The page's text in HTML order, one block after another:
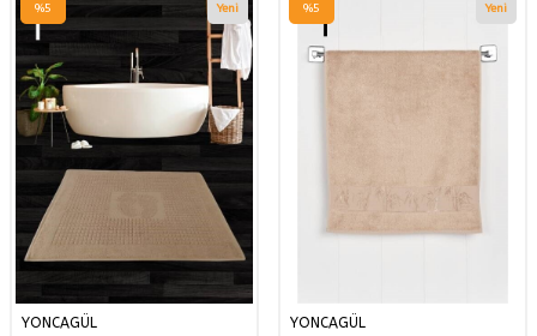
%5 Yeni
YONCAGÜL
%5 Yeni
YONCAGÜL